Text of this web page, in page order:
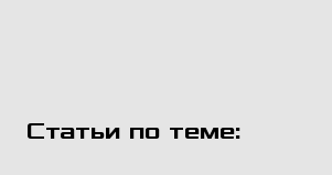
Статьи по теме: